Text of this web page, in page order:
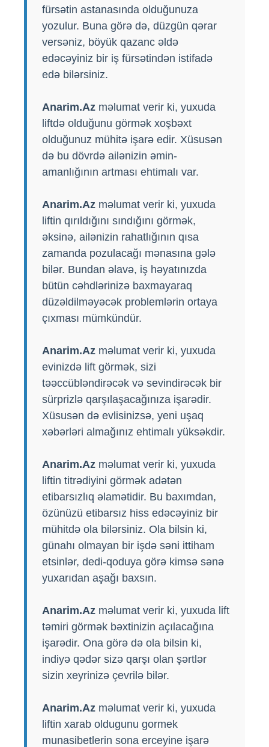
fürsətin astanasında olduğunuza
yozulur. Buna görə də, düzgün qərar
versəniz, böyük qazanc əldə
edəcəyiniz bir iş fürsətindən istifadə
edə bilərsiniz.
Anarim.Az məlumat verir ki, yuxuda
liftdə olduğunu görmək xoşbəxt
olduğunuz mühitə işarə edir. Xüsusən
də bu dövrdə ailənizin əmin-
amanlığının artması ehtimalı var.
Anarim.Az məlumat verir ki, yuxuda
liftin qırıldığını sındığını görmək,
əksinə, ailənizin rahatlığının qısa
zamanda pozulacağı mənasına gələ
bilər. Bundan əlavə, iş həyatınızda
bütün cəhdlərinizə baxmayaraq
düzəldilməyəcək problemlərin ortaya
çıxması mümkündür.
Anarim.Az məlumat verir ki, yuxuda
evinizdə lift görmək, sizi
təəccübləndirəcək və sevindirəcək bir
sürprizlə qarşılaşacağınıza işarədir.
Xüsusən də evlisinizsə, yeni uşaq
xəbərləri almağınız ehtimalı yüksəkdir.
Anarim.Az məlumat verir ki, yuxuda
liftin titrədiyini görmək adətən
etibarsızlıq əlamətidir. Bu baxımdan,
özünüzü etibarsız hiss edəcəyiniz bir
mühitdə ola bilərsiniz. Ola bilsin ki,
günahı olmayan bir işdə səni ittiham
etsinlər, dedi-qoduya görə kimsə sənə
yuxarıdan aşağı baxsın.
Anarim.Az məlumat verir ki, yuxuda lift
təmiri görmək bəxtinizin açılacağına
işarədir. Ona görə də ola bilsin ki,
indiyə qədər sizə qarşı olan şərtlər
sizin xeyrinizə çevrilə bilər.
Anarim.Az məlumat verir ki, yuxuda
liftin xarab oldugunu gormek
munasibetlerin sona erceyine işarə